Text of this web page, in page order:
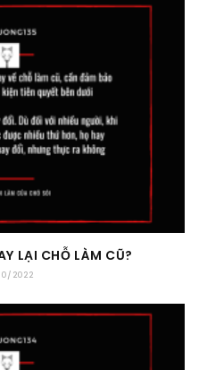
LẠI CHỖ LÀM CŨ?
2022